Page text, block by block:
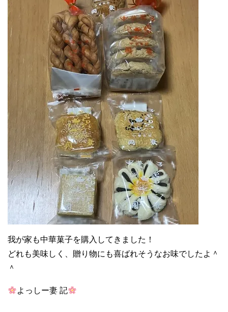
我が家も中華菓子を購入してきました！
どれも美味しく、贈り物にも喜ばれそうなお味でしたよ＾
＾
よっしー妻 記